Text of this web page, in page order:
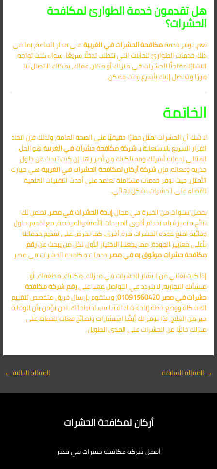
هل تقدمون خدمة الطوارئ لمكافحة
الحشرات؟
نعم، نوفر خدمةمكافحة الحشرات في الغربيةعلى مدار الساعة، بما في
ذلك خدمات الطوارئ للحالات التي تتطلب تدخلًا سريعًا. سواء كنت تواجه
انتشارًا مفاجئًا للحشرات في منزلك أو مكان عملك، يمكنك الاتصال بنا
فورًا وسنصل إليك بأسرع وقت ممكن.
الخاتمة
لا شك أن الحشرات تمثل خطرًا حقيقيًا على الصحة العامة، ولذلك فإن اتخاذ
القرار السريع بالاستعانة بـشركة مكافحة حشرات في الغربيةهو الحل
المثالي لحماية أسرتك وممتلكاتك من أضرارها. إن كنت تبحث عن حلول
جذرية وفعالة، فإنشركة أركان لمكافحة الحشرات في الغربيةهي خيارك
الأمثل، حيث نوفر خدمات متكاملة تعتمد على أحدث التقنيات العلمية
للقضاء على الحشرات بشكل نهائي.
بفضل سنوات من الخبرة في مجالإبادة الحشرات في مصر، نضمن لك
نتائج متميزة باستخدام أقوى المبيدات الآمنة والمرخصة، مع تقديم حلول
وقائية لمنع عودة الحشرات مرة أخرى. كما نحرص على تقديم خدماتنا
بأعلى معايير الجودة، مما يجعلنا الاختيار الأول لكل من يبحث عنرقم
مكافحة حشراتموثوق به في مصر.خدمات مكافحة الحشرات في مصر
إذا كنت تعاني من انتشار الحشرات في منزلك، مكتبك، مطعمك، أو
منشأتك التجارية، لا تتردد في التواصل معنا علىرقم شركة مكافحة
حشراتفي مصر 01091560420
، وسنقوم بإرسال فريق متخصص لتقييم
المشكلة ووضع خطة إبادة شاملة تناسب احتياجاتك. نحن نؤمن بأن الوقاية
خير من العلاج، لذا نوفر لك أيضًا استشارات ونصائح فعالة للحفاظ على
منزلك خاليًا من الحشرات على المدى الطويل.
→ المقالة السابقة المقالة التالية←
أركان لمكافحة الحشرات
أفضل شركة مكافحة حشرات في مصر